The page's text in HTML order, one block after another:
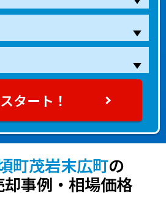
タート！
町茂岩末広町の
事例・相場価格